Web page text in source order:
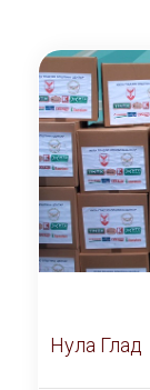
Нула Глад